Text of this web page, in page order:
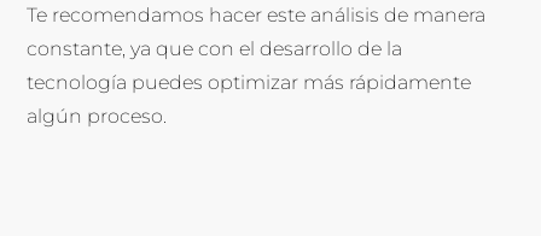
Te recomendamos hacer este análisis de manera
constante, ya que con el desarrollo de la
tecnología puedes optimizar más rápidamente
algún proceso.